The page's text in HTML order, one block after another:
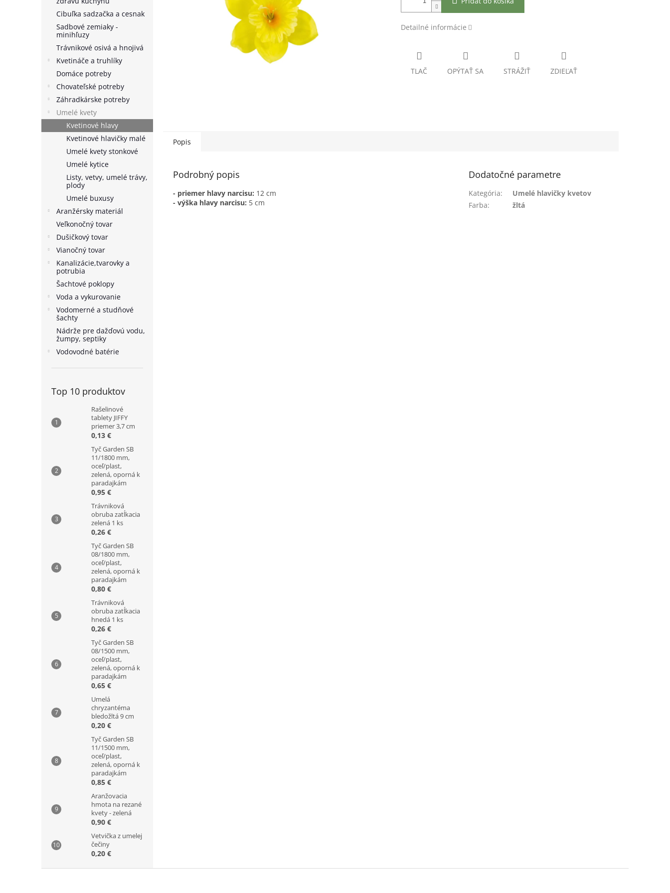
Cibuľka sadzačka a cesnak
Sadbové zemiaky -
minihľuzy
Trávnikové osivá a hnojivá
Kvetináče a truhlíky
Domáce potreby
Chovateľské potreby
Záhradkárske potreby
Umelé kvety
Kvetinové hlavy
Kvetinové hlavičky malé
Umelé kvety stonkové
Umelé kytice
Listy, vetvy, umelé trávy,
plody
Umelé buxusy
Aranžérsky materiál
Veľkonočný tovar
Dušičkový tovar
Vianočný tovar
Kanalizácie,tvarovky a
potrubia
Šachtové poklopy
Voda a vykurovanie
Vodomerné a studňové
šachty
Nádrže pre dažďovú vodu,
žumpy, septiky
Vodovodné batérie
Top 10 produktov
Rašelinové
tablety JIFFY
priemer 3,7 cm
0,13 €
Tyč Garden SB
11/1800 mm,
oceľ/plast,
zelená, oporná k
paradajkám
0,95 €
Trávniková
obruba zatĺkacia
zelená 1 ks
0,26 €
Tyč Garden SB
08/1800 mm,
oceľ/plast,
zelená, oporná k
paradajkám
0,80 €
Trávniková
obruba zatĺkacia
hnedá 1 ks
0,26 €
Tyč Garden SB
08/1500 mm,
oceľ/plast,
zelená, oporná k
paradajkám
0,65 €
Umelá
chryzantéma
bledožltá 9 cm
0,20 €
Tyč Garden SB
11/1500 mm,
oceľ/plast,
zelená, oporná k
paradajkám
0,85 €
Aranžovacia
hmota na rezané
kvety - zelená
0,90 €
Vetvička z umelej
čečiny
0,20 €
Detailné informácie
TLAČ OPÝTAŤ SA STRÁŽIŤ ZDIEĽAŤ
Popis
Podrobný popis
- priemer hlavy narcisu: 12 cm
- výška hlavy narcisu: 5 cm
Dodatočné parametre
Kategória:
Umelé hlavičky kvetov
Farba: žltá